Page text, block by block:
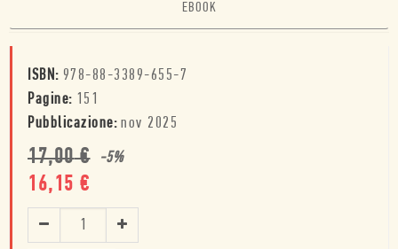
EBOOK
ISBN: 978-88-3389-655-7
Pagine: 151
Pubblicazione: nov 2025
17,00€ -5%
16,15 €